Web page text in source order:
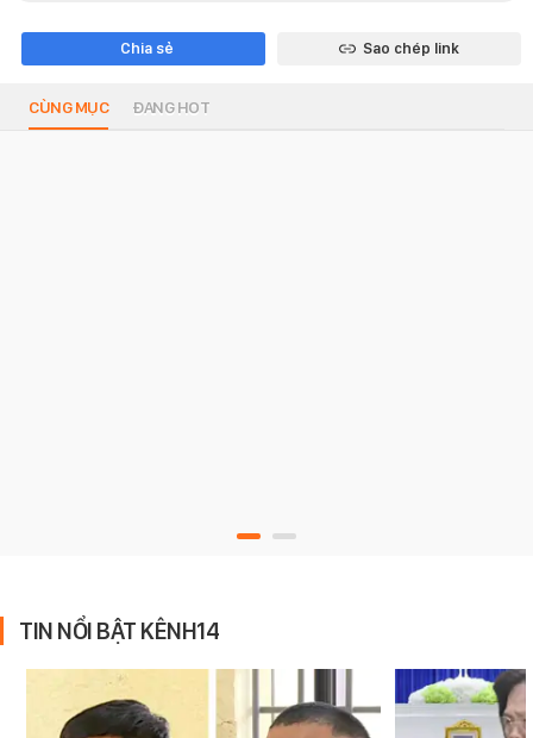
Chia sẻ Sao chép link
CÙNG MỤC ĐANG HOT
TIN NỔI BẬT KÊNH14